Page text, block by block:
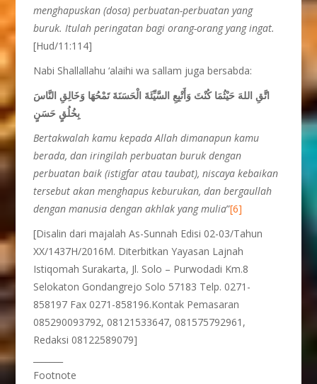
menghapuskan (dosa) perbuatan-perbuatan yang
buruk. Itulah peringatan bagi orang-orang yang ingat.
[Hud/11:114]
Nabi Shallallahu ‘alaihi wa sallam juga bersabda:
اتَّقِ اللهَ حَيْثُمَا كُنْتَ وَأَتْبِعِ السَّيِّئَةَ الْحَسَنَةَ تَمْحُهَا وَخَالِقِ النَّاسَ
بِخُلُقٍ حَسَنٍ
Bertakwalah kamu kepada Allah dimanapun kamu
berada, dan iringilah perbuatan buruk dengan
perbuatan baik (istigfar atau taubat), niscaya kebaikan
tersebut akan menghapus keburukan, dan bergaullah
dengan manusia dengan akhlak yang mulia”[6]
[Disalin dari majalah As-Sunnah Edisi 02-03/Tahun
XX/1437H/2016M. Diterbitkan Yayasan Lajnah
Istiqomah Surakarta, Jl. Solo – Purwodadi Km.8
Selokaton Gondangrejo Solo 57183 Telp. 0271-
858197 Fax 0271-858196.Kontak Pemasaran
085290093792, 08121533647, 081575792961,
Redaksi 08122589079]
Footnote